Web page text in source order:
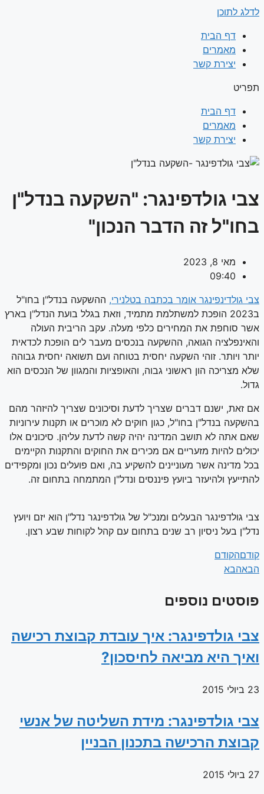
לדלג לתוכן
דף הבית
מאמרים
יצירת קשר
תפריט
דף הבית
מאמרים
יצירת קשר
צבי גולדפינגר: "השקעה בנדל"ן
בחו"ל זה הדבר הנכון"
מאי 8, 2023
09:40
צבי גולדינפינגר אומר בכתבה בטלנירי, ההשקעה בנדל"ן בחו"ל
ב2023 הופכת למשתלמת מתמיד, וזאת בגלל בועת הנדל"ן בארץ
אשר סוחפת את המחירים כלפי מעלה. עקב הריבית העולה
והאינפלציה הגואה, ההשקעה בנכסים מעבר לים הופכת לכדאית
יותר ויותר. זוהי השקעה יחסית בטוחה ועם תשואה יחסית גבוהה
שלא מצריכה הון ראשוני גבוה, והאופציות והמגוון של הנכסים הוא
גדול.
אם זאת, ישנם דברים שצריך לדעת וסיכונים שצריך להיזהר מהם
בהשקעה בנדל"ן בחו"ל, כגון חוקים לא מוכרים או תקנות עירוניות
שאם אתה לא תושב המדינה יהיה קשה לדעת עליהן. סיכונים אלו
יכולים להיות מזעריים אם מכירים את החוקים והתקנות הקיימים
בכל מדינה אשר מעוניינים להשקיע בה, ואם פועלים נכון ומקפידים
להתייעץ ולהיעזר ביועץ פיננסים ונדל"ן המתמחה בתחום זה.
צבי גולדפינגר הבעלים ומנכ"ל של גולדפינגר נדל"ן הוא יזם ויועץ
נדל"ן בעל ניסיון רב שנים בתחום עם קהל לקוחות שבע רצון.
קודםהקודם
הבאהבא
פוסטים נוספים
צבי גולדפינגר: איך עובדת קבוצת רכישה
ואיך היא מביאה לחיסכון?
23 ביולי 2015
צבי גולדפינגר: מידת השליטה של אנשי
קבוצת הרכישה בתכנון הבניין
27 ביולי 2015